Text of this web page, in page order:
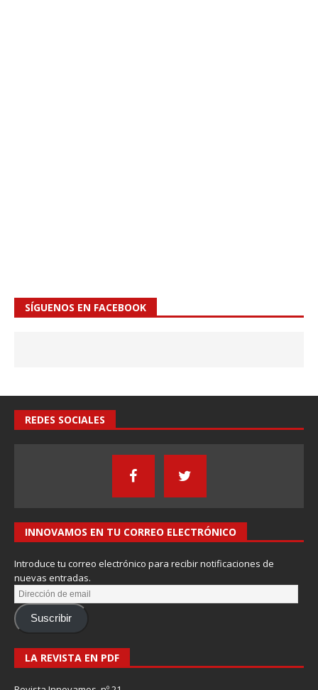
SÍGUENOS EN FACEBOOK
REDES SOCIALES
INNOVAMOS EN TU CORREO ELECTRÓNICO
Introduce tu correo electrónico para recibir notificaciones de
nuevas entradas.
Suscribir
LA REVISTA EN PDF